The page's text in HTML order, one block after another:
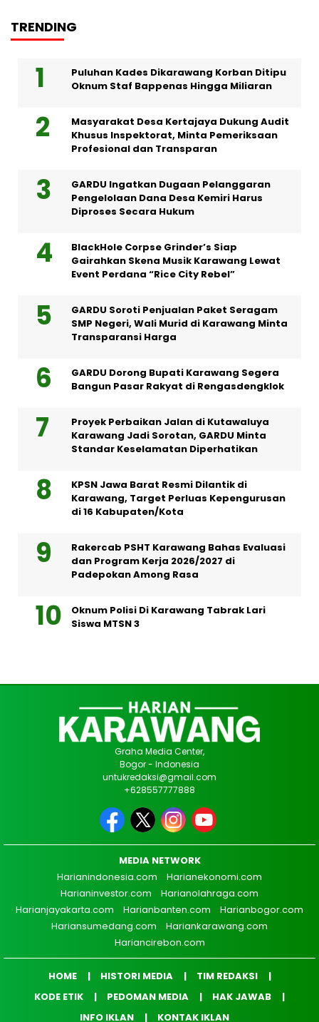
TRENDING
Puluhan Kades Dikarawang Korban Ditipu
Oknum Staf Bappenas Hingga Miliaran
Masyarakat Desa Kertajaya Dukung Audit
Khusus Inspektorat, Minta Pemeriksaan
Profesional dan Transparan
GARDU Ingatkan Dugaan Pelanggaran
Pengelolaan Dana Desa Kemiri Harus
Diproses Secara Hukum
BlackHole Corpse Grinder’s Siap
Gairahkan Skena Musik Karawang Lewat
Event Perdana “Rice City Rebel”
GARDU Soroti Penjualan Paket Seragam
SMP Negeri, Wali Murid di Karawang Minta
Transparansi Harga
GARDU Dorong Bupati Karawang Segera
Bangun Pasar Rakyat di Rengasdengklok
Proyek Perbaikan Jalan di Kutawaluya
Karawang Jadi Sorotan, GARDU Minta
Standar Keselamatan Diperhatikan
KPSN Jawa Barat Resmi Dilantik di
Karawang, Target Perluas Kepengurusan
di 16 Kabupaten/Kota
Rakercab PSHT Karawang Bahas Evaluasi
dan Program Kerja 2026/2027 di
Padepokan Among Rasa
Oknum Polisi Di Karawang Tabrak Lari
Siswa MTSN 3
Graha Media Center,
Bogor - Indonesia
untukredaksi@gmail.com
+628557777888
MEDIA NETWORK
Harianindonesia.com
Harianekonomi.com
Harianinvestor.com
Harianolahraga.com
Harianjayakarta.com
Harianbanten.com
Harianbogor.com
Hariansumedang.com
Hariankarawang.com
Hariancirebon.com
HOME HISTORI MEDIA
TIM REDAKSI
KODE ETIK
PEDOMAN MEDIA
HAK JAWAB
INFO IKLAN
KONTAK IKLAN